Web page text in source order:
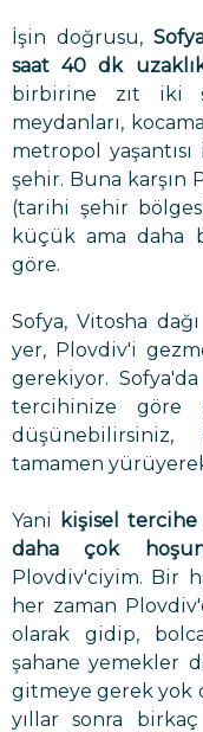
İşin doğrusu,
saat 40 dk
birbirine zıt iki
meydanları,
metropol
şehir. Buna karşın
(tarihi şehir
küçük ama daha
göre.
Sofya, Vitosha
yer, Plovdiv'i
gerekiyor.
tercihinize göre
tamamen
Yani
kişisel
daha çok
Plovdiv'ciyim. Bir
her zaman
olarak gidip,
şahane yemekler
gitmeye gerek yok
yıllar sonra